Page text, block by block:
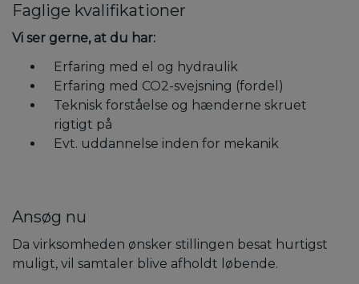
Faglige kvalifikationer
Vi ser gerne, at du har:
Erfaring med el og hydraulik
Erfaring med CO2-svejsning (fordel)
Teknisk forståelse og hænderne skruet
rigtigt på
Evt. uddannelse inden for mekanik
Ansøg nu
Da virksomheden ønsker stillingen besat hurtigst
muligt, vil samtaler blive afholdt løbende.